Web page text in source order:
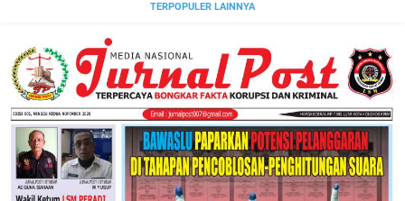
TERPOPULER LAINNYA